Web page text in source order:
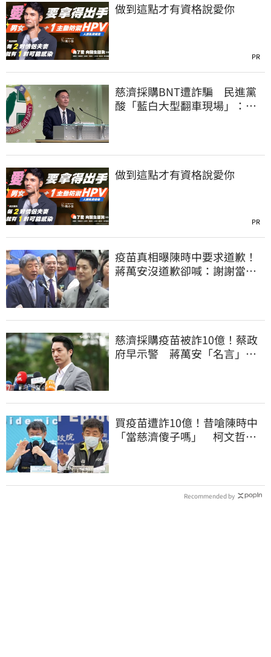
做到這點才有資格說愛你
PR
慈濟採購BNT遭詐騙 民進黨
酸「藍白大型翻車現場」：應
做到這點才有資格說愛你
PR
疫苗真相曝陳時中要求道歉！
蔣萬安沒道歉卻喊：謝謝當時
慈濟採購疫苗被詐10億！蔡政
府早示警 蔣萬安「名言」翻
買疫苗遭詐10億！昔嗆陳時中
「當慈濟傻子嗎」 柯文哲遭
Recommended by